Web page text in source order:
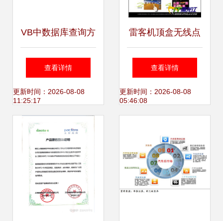
VB中数据库查询方
法与软件咨询全面
指南
查看详情
更新时间：2026-08-08
11:25:17
雷客机顶盒无线点
歌功能详解与软件
安装指南
查看详情
更新时间：2026-08-08
05:46:08